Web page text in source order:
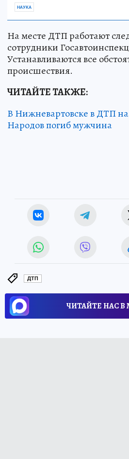
НАУКА
На месте ДТП работают
сотрудники
Устанавливаются все
происшествия.
ЧИТАЙТЕ ТАКЖЕ:
В Нижневартовске в ДТП
Народов погиб мужчина
ДТП
ЧИТАЙТЕ НАС В